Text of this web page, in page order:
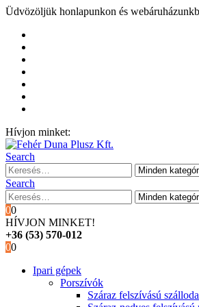
Üdvözöljük honlapunkon és
Hívjon minket:
Search
Search
00
HÍVJON MINKET!
+36 (53) 570-012
00
Ipari gépek
Porszívók
Száraz felszívású